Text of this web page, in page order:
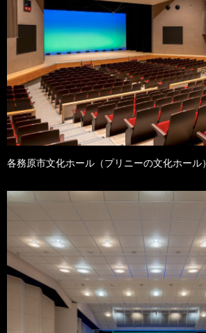
各務原市文化ホール（プリニーの文化ホール）